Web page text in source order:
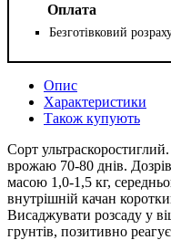
Оплата
Безготівковий
Опис
Характеристики
Також купують
Сорт
врожаю 70-80 днів.
масою 1,0-1,5 кг,
внутрішній качан
Висаджувати розсаду у
грунтів, позитивно